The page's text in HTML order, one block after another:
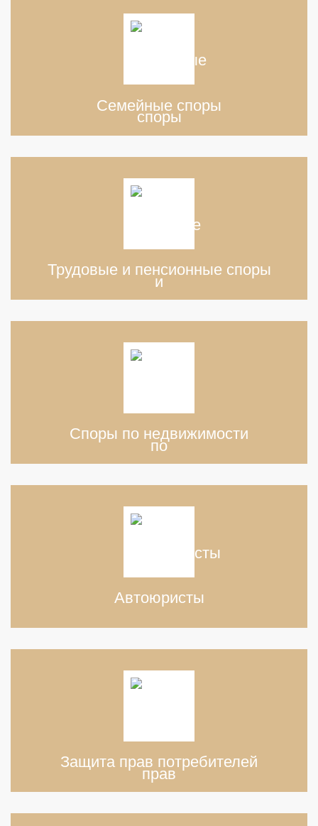
Семейные споры
Трудовые и пенсионные споры
Споры по недвижимости
Автоюристы
Защита прав потребителей